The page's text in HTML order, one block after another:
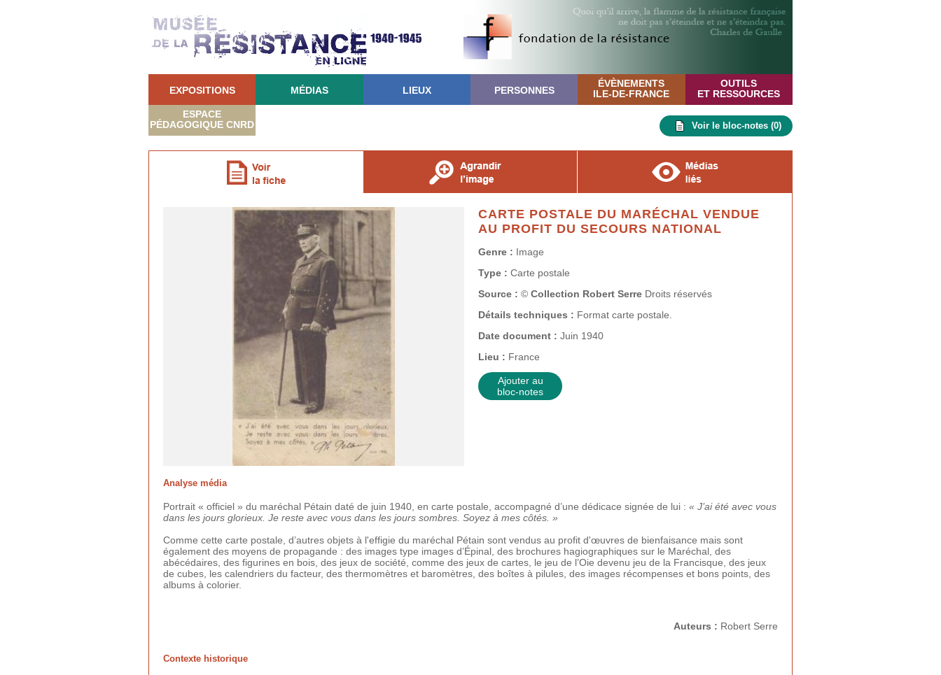
EXPOSITIONS MÉDIAS LIEUX PERSONNES
ÉVÈNEMENTS
ILE-DE-FRANCE
OUTILS
ET RESSOURCES
ESPACE
PÉDAGOGIQUE CNRD Voir le bloc-notes (0)
CARTE POSTALE DU MARÉCHAL VENDUE
AU PROFIT DU SECOURS NATIONAL
Genre : Image
Type : Carte postale
Source : © Collection Robert Serre Droits réservés
Détails techniques : Format carte postale.
Date document : Juin 1940
Lieu : France
Ajouter au
bloc-notes
Analyse média
Portrait « officiel » du maréchal Pétain daté de juin 1940, en carte postale, accompagné d’une dédicace signée de lui : « J’ai été avec vous
dans les jours glorieux. Je reste avec vous dans les jours sombres. Soyez à mes côtés. »
Comme cette carte postale, d’autres objets à l'effigie du maréchal Pétain sont vendus au profit d'œuvres de bienfaisance mais sont
également des moyens de propagande : des images type images d’Épinal, des brochures hagiographiques sur le Maréchal, des
abécédaires, des figurines en bois, des jeux de société, comme des jeux de cartes, le jeu de l’Oie devenu jeu de la Francisque, des jeux
de cubes, les calendriers du facteur, des thermomètres et baromètres, des boîtes à pilules, des images récompenses et bons points, des
albums à colorier.
Auteurs : Robert Serre
Contexte historique